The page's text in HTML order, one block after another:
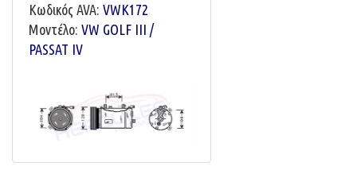
Κωδικός AVA: VWK172
Μοντέλο: VW GOLF III /
PASSAT IV